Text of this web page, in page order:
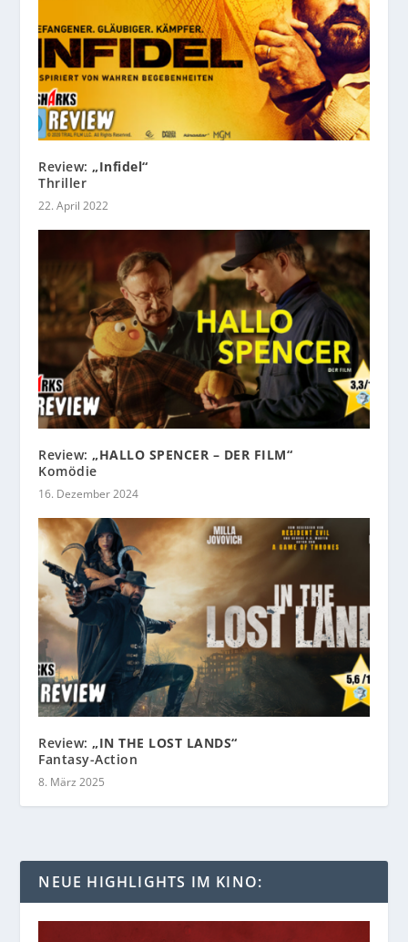
Review:„Infidel“
Thriller
22. April 2022
Review:„HALLO SPENCER – DER FILM“
Komödie
16. Dezember 2024
Review:„IN THE LOST LANDS“
Fantasy-Action
8. März 2025
NEUE HIGHLIGHTS IM KINO: